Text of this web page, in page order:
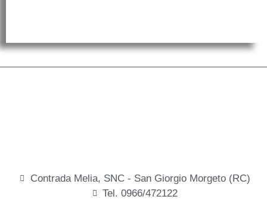
Contrada Melia, SNC - San Giorgio Morgeto (RC)
Tel. 0966/472122